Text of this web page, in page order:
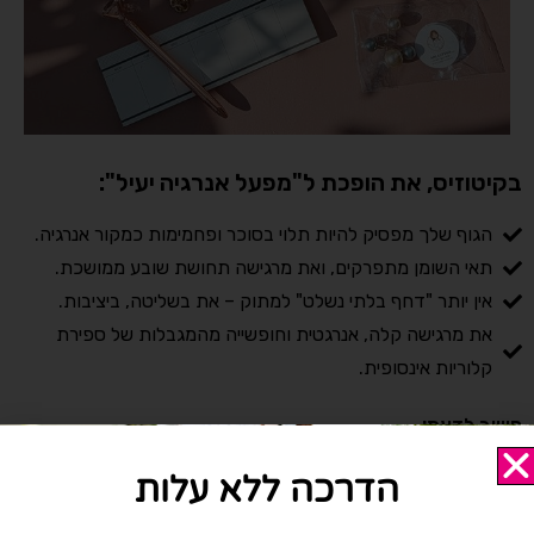
בקיטוזיס, את הופכת ל"מפעל אנרגיה יעיל":
הגוף שלך מפסיק להיות תלוי בסוכר ופחמימות כמקור אנרגיה.
תאי השומן מתפרקים, ואת מרגישה תחושת שובע ממושכת.
אין יותר "דחף בלתי נשלט" למתוק – את בשליטה, ביציבות.
את מרגישה קלה, אנרגטית וחופשייה מהמגבלות של ספירת
קלוריות אינסופית.
חשוב לדעת:
קיטוזיס הוא מצב פיזיולוגי טבעי של הגוף – לא "דיאטה" או רשימה
הדרכה ללא עלות